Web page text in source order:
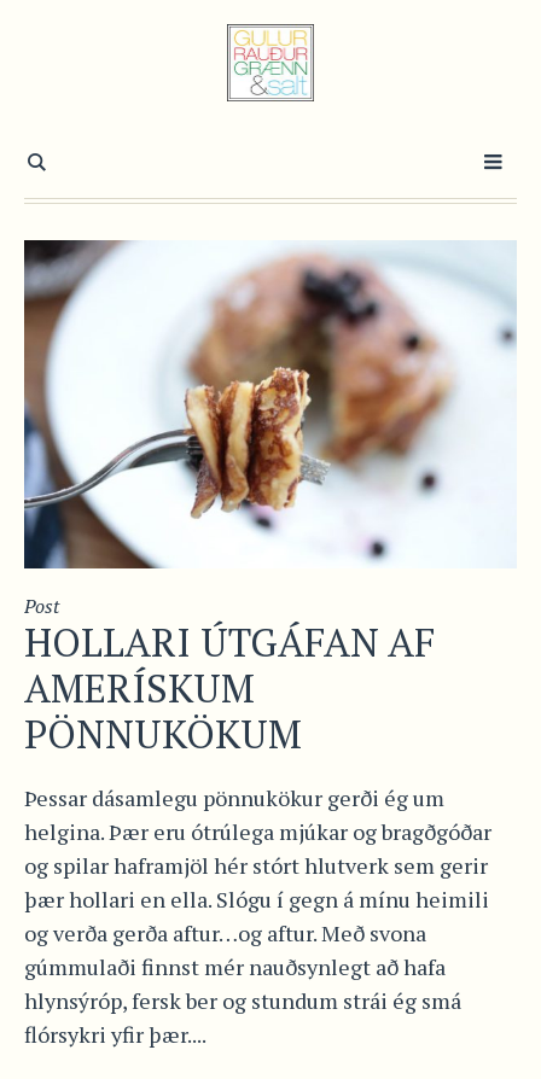
Post
HOLLARI ÚTGÁFAN AF
AMERÍSKUM
PÖNNUKÖKUM
Þessar dásamlegu pönnukökur gerði ég um
helgina. Þær eru ótrúlega mjúkar og bragðgóðar
og spilar haframjöl hér stórt hlutverk sem gerir
þær hollari en ella. Slógu í gegn á mínu heimili
og verða gerða aftur…og aftur. Með svona
gúmmulaði finnst mér nauðsynlegt að hafa
hlynsýróp, fersk ber og stundum strái ég smá
flórsykri yfir þær....